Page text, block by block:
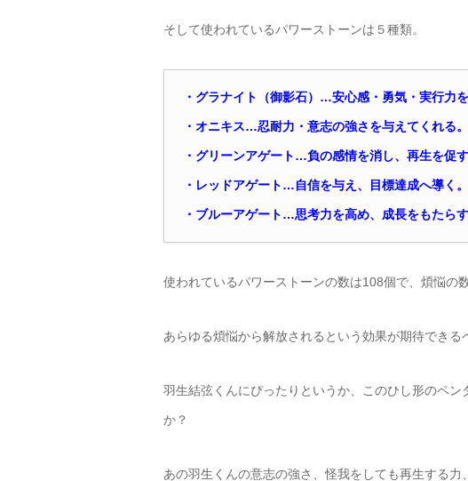
そして使われているパワーストーンは５種類。
・グラナイト（御影石）…安心感・勇気・実行力を
・オニキス…忍耐力・意志の強さを与えてくれる。
・グリーンアゲート…負の感情を消し、再生を促す
・レッドアゲート…自信を与え、目標達成へ導く。
・ブルーアゲート…思考力を高め、成長をもたらす
使われているパワーストーンの数は108個で、煩悩の
あらゆる煩悩から解放されるという効果が期待できる
羽生結弦くんにぴったりというか、このひし形のペ
か？
あの羽生くんの意志の強さ、怪我をしても再生する力